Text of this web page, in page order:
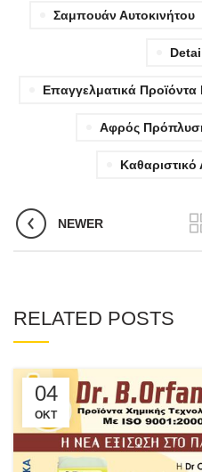
Σαμπουάν Αυτοκινήτου
Επαγγελματικά Προϊόντα
Αφρός
Καθαριστικό
NEWER
RELATED POSTS
04
ΟΚΤ